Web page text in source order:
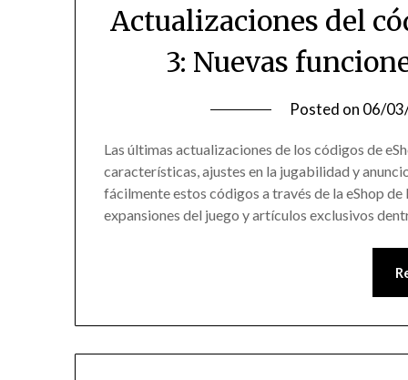
Actualizaciones del
3: Nuevas
Posted on 06/
Las últimas actualizaciones de los códigos de
características, ajustes en la jugabilidad y
fácilmente estos códigos a través de la eShop
expansiones del juego y artículos exclusivos